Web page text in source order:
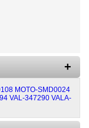
MOTO-SMD0024
VAL-347290 VALA-